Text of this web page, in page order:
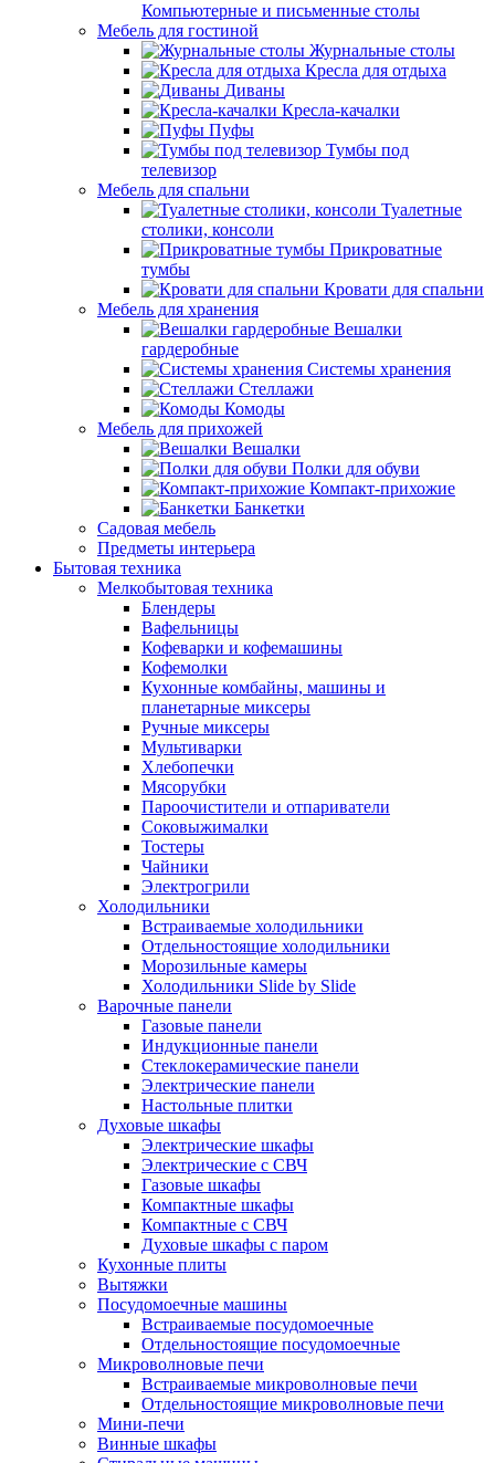
Компьютерные и письменные столы
Мебель для гостиной
Журнальные столы
Кресла для отдыха
Диваны
Кресла-качалки
Пуфы
Тумбы под
телевизор
Мебель для спальни
Туалетные
столики, консоли
Прикроватные
тумбы
Кровати для спальни
Мебель для хранения
Вешалки
гардеробные
Системы хранения
Стеллажи
Комоды
Мебель для прихожей
Вешалки
Полки для обуви
Компакт-прихожие
Банкетки
Садовая мебель
Предметы интерьера
Бытовая техника
Мелкобытовая техника
Блендеры
Вафельницы
Кофеварки и кофемашины
Кофемолки
Кухонные комбайны, машины и
планетарные миксеры
Ручные миксеры
Мультиварки
Хлебопечки
Мясорубки
Пароочистители и отпариватели
Соковыжималки
Тостеры
Чайники
Электрогрили
Холодильники
Встраиваемые холодильники
Отдельностоящие холодильники
Морозильные камеры
Холодильники Slide by Slide
Варочные панели
Газовые панели
Индукционные панели
Стеклокерамические панели
Электрические панели
Настольные плитки
Духовые шкафы
Электрические шкафы
Электрические с СВЧ
Газовые шкафы
Компактные шкафы
Компактные с СВЧ
Духовые шкафы с паром
Кухонные плиты
Вытяжки
Посудомоечные машины
Встраиваемые посудомоечные
Отдельностоящие посудомоечные
Микроволновые печи
Встраиваемые микроволновые печи
Отдельностоящие микроволновые печи
Мини-печи
Винные шкафы